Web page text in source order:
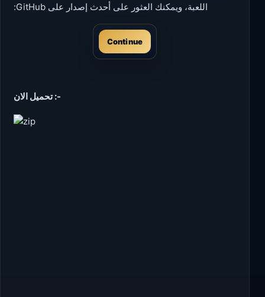
اللعبة، ويمكنك العثور على أحدث إصدار على GitHub:
Continue
تحميل الان :-